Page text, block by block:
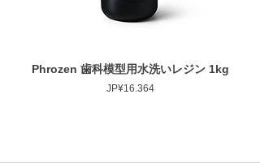
Phrozen 歯科模型用水洗いレジン 1kg
Harga
JP¥16.364